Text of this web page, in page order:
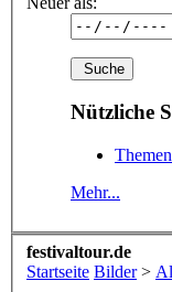
Nützliche
Mehr...
festivaltour.de
Startseite Bilder >